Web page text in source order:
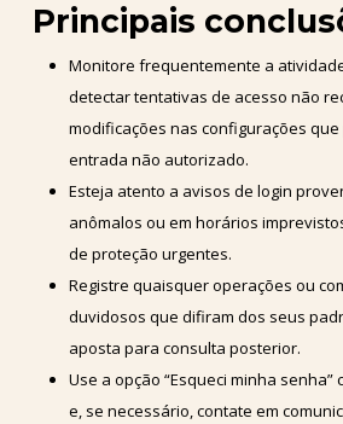
Principais
Monitore frequentemente a
detectar tentativas de acesso não
modificações nas configurações
entrada não autorizado.
Esteja atento a avisos de login
anômalos ou em horários
de proteção urgentes.
Registre quaisquer operações ou
duvidosos que difiram dos seus
aposta para consulta posterior.
Use a opção “Esqueci minha
e, se necessário, contate em